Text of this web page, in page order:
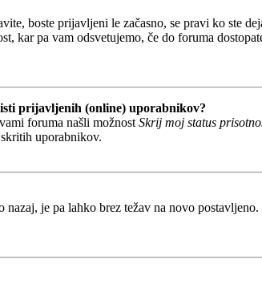
boste prijavljeni le začasno, se pravi ko ste
kar pa vam odsvetujemo, če do foruma
prijavljenih (online) uporabnikov?
foruma našli možnost Skrij moj status
uporabnikov.
nazaj, je pa lahko brez težav na novo